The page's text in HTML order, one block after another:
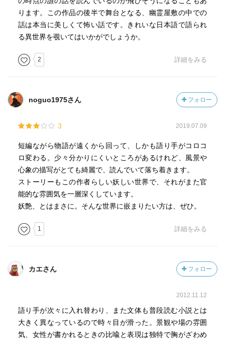
ります。この作品の後半で舞台となる、幽霊屋敷の中での
話は本当に美しくて怖い話です。きれいな日本語で語られ
る異世界を覗いてはいかがでしょうか。
2 詳細をみる
noguo1975さん フォロー
3 2019.07.09
短編ながら物語が遠くから回って、しかも語り手がコロコ
ロ変わる。少々分かりにくいところがあるけれど、風景や
心象の描写がとても綺麗で、読んでいて落ち着きます。
ストーリーもこの作者らしい妖しい世界で、それがまた官
能的な雰囲気を一層深くしています。
妖艶、とはまさに。そんな世界に嵌まりたい方は、ぜひ。
1 詳細をみる
カエさん フォロー
2012.11.12
語り手が次々に入れ替わり、また文体も普段読む小説とは
大きく異なっているので時々目が滑った。景観や場の雰囲
気、女性が書かれるときの比喩と表現は独特で胸がざわめ